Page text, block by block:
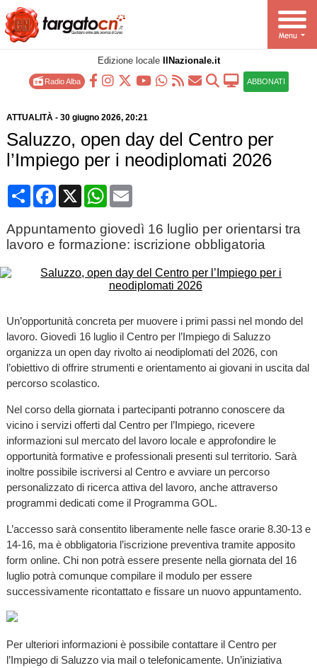
Edizione locale IlNazionale.it
Radio Alba ABBONATI
ATTUALITÀ- 30 giugno 2026, 20:21
Saluzzo, open day del Centro per
l’Impiego per i neodiplomati 2026
CondividiFacebook
X WhatsApp
Email
Appuntamento giovedì 16 luglio per orientarsi tra
lavoro e formazione: iscrizione obbligatoria
Un’opportunità concreta per muovere i primi passi nel mondo del
lavoro. Giovedì 16 luglio il Centro per l’Impiego di Saluzzo
organizza un open day rivolto ai neodiplomati del 2026, con
l’obiettivo di offrire strumenti e orientamento ai giovani in uscita dal
percorso scolastico.
Nel corso della giornata i partecipanti potranno conoscere da
vicino i servizi offerti dal Centro per l’Impiego, ricevere
informazioni sul mercato del lavoro locale e approfondire le
opportunità formative e professionali presenti sul territorio. Sarà
inoltre possibile iscriversi al Centro e avviare un percorso
personalizzato di ricerca attiva del lavoro, anche attraverso
programmi dedicati come il Programma GOL.
L’accesso sarà consentito liberamente nelle fasce orarie 8.30-13 e
14-16, ma è obbligatoria l’iscrizione preventiva tramite apposito
form online. Chi non potrà essere presente nella giornata del 16
luglio potrà comunque compilare il modulo per essere
successivamente ricontattato e fissare un nuovo appuntamento.
Per ulteriori informazioni è possibile contattare il Centro per
l’Impiego di Saluzzo via mail o telefonicamente. Un’iniziativa